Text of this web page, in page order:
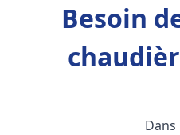
Besoin
Dans